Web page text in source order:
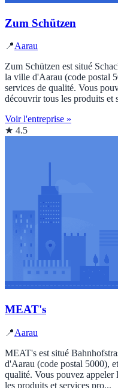
Zum Schützen
📍Aarau
Zum Schützen est situé
la ville d'Aarau (code postal
services de qualité. Vous
découvrir tous les produits et
Voir l'entreprise »
★ 4.5
MEAT's
📍Aarau
MEAT's est situé
d'Aarau (code postal 5000),
qualité. Vous pouvez
les produits et services pro...